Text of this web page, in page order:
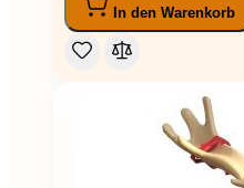
In den Warenkorb